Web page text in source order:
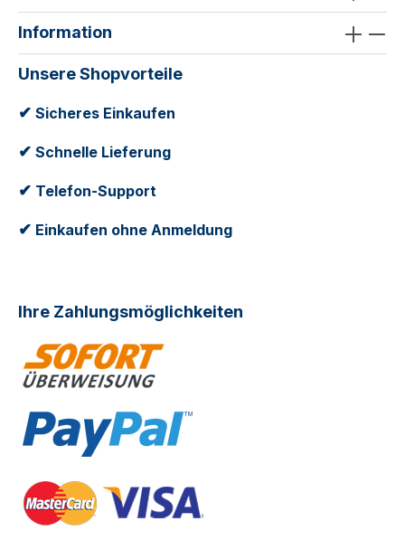
Information
Unsere Shopvorteile
✔ Sicheres Einkaufen
✔ Schnelle Lieferung
✔ Telefon-Support
✔ Einkaufen ohne Anmeldung
Ihre Zahlungsmöglichkeiten